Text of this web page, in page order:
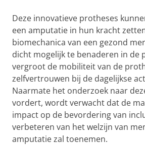
Deze innovatieve protheses
een amputatie in hun kracht
biomechanica van een gezond
dicht mogelijk te benaderen in de
vergroot de mobiliteit van de
zelfvertrouwen bij de dagelijkse
Naarmate het onderzoek naar
vordert, wordt verwacht dat de
impact op de bevordering van
verbeteren van het welzijn van
amputatie zal toenemen.